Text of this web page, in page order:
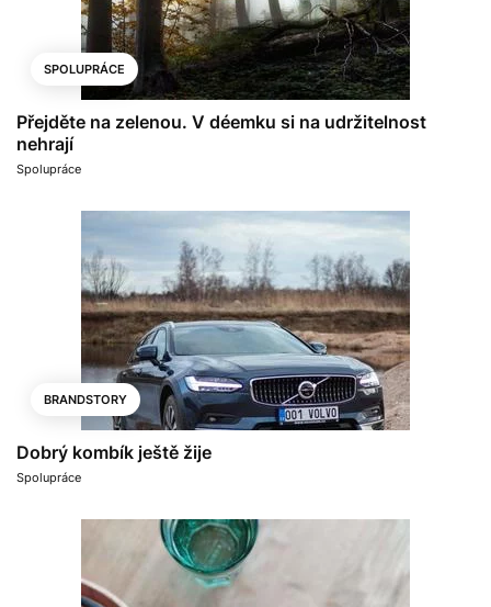
SPOLUPRÁCE
Přejděte na zelenou. V déemku si na udržitelnost
nehrají
Spolupráce
BRANDSTORY
Dobrý kombík ještě žije
Spolupráce